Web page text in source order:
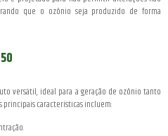
que o ozônio seja produzido de forma
versátil, ideal para a geração de ozônio tanto
principais características incluem: